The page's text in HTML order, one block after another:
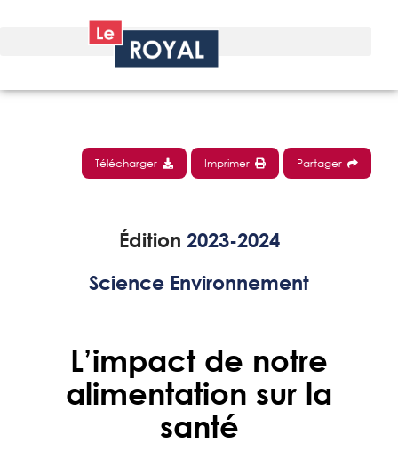
Télécharger Imprimer Partager
Édition 2023-2024
Science Environnement
L’impact de notre
alimentation sur la
santé